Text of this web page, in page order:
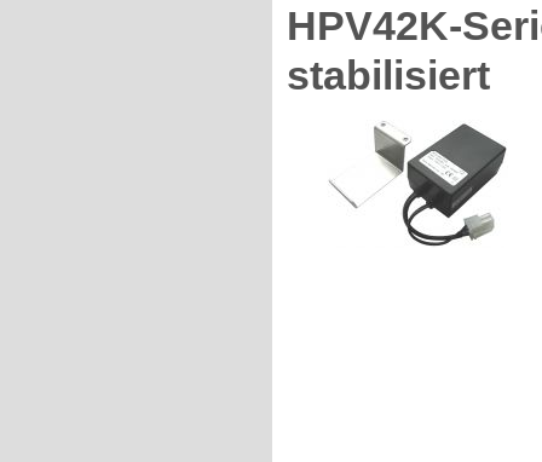
HPV42K-
stabilisiert